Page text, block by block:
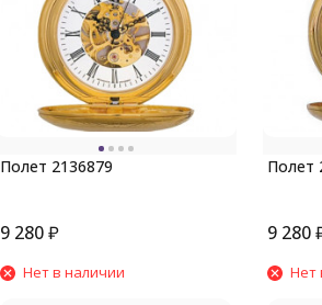
Полет 2136879
9 280 ₽
Нет в наличии
Полет
9 280
Нет